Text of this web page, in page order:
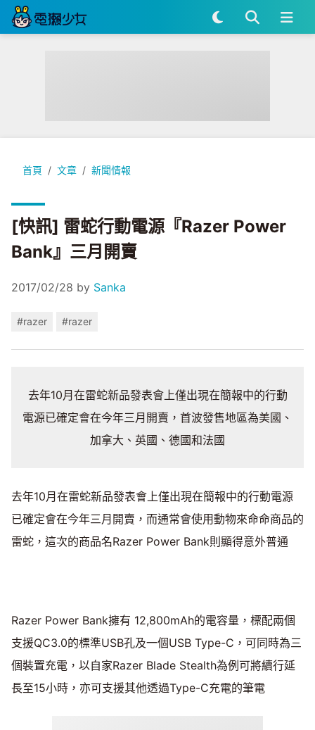
首頁 文章 新聞情報
[快訊] 雷蛇行動電源『Razer Power Bank』三月開賣
[快訊] 雷蛇行動電源『Razer Power
Bank』三月開賣
2017/02/28 by Sanka
#razer #razer
去年10月在雷蛇新品發表會上僅出現在簡報中的行動
電源已確定會在今年三月開賣，首波發售地區為美國、
加拿大、英國、德國和法國
去年10月在雷蛇新品發表會上僅出現在簡報中的行動電源
已確定會在今年三月開賣，而通常會使用動物來命命商品的
雷蛇，這次的商品名Razer Power Bank則顯得意外普通
Razer Power Bank擁有 12,800mAh的電容量，標配兩個
支援QC3.0的標準USB孔及一個USB Type-C，可同時為三
個裝置充電，以自家Razer Blade Stealth為例可將續行延
長至15小時，亦可支援其他透過Type-C充電的筆電